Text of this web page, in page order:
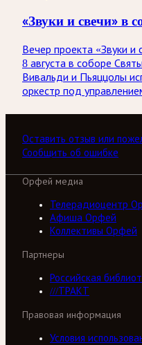
«Звуки и свечи» в
Вечер проекта «Звуки
8 августа в соборе
Вивальди и Пьяццолы
оркестр под
Оставить отзыв или
Сообщить об ошибке
Орфей медиа
Телерадиоцентр
Афиша Орфей
Коллективы Орфей
Партнеры
Российская
///ТРАКТ
Правовая информация
Условия